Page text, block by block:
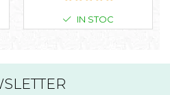
IN STOC